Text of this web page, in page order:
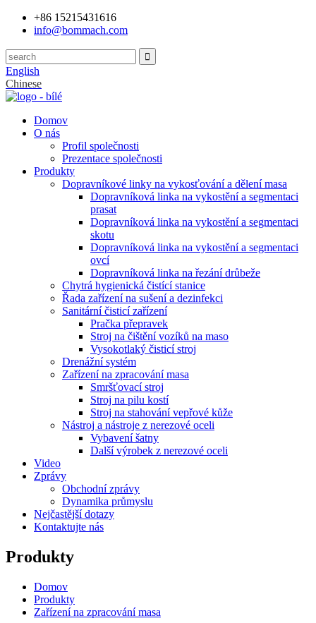
+86 15215431616
info@bommach.com
English
Chinese
Domov
O nás
Profil společnosti
Prezentace společnosti
Produkty
Dopravníkové linky na vykosťování a dělení masa
Dopravníková linka na vykostění a segmentaci
prasat
Dopravníková linka na vykostění a segmentaci
skotu
Dopravníková linka na vykostění a segmentaci
ovcí
Dopravníková linka na řezání drůbeže
Chytrá hygienická čistící stanice
Řada zařízení na sušení a dezinfekci
Sanitární čisticí zařízení
Pračka přepravek
Stroj na čištění vozíků na maso
Vysokotlaký čisticí stroj
Drenážní systém
Zařízení na zpracování masa
Smršťovací stroj
Stroj na pilu kostí
Stroj na stahování vepřové kůže
Nástroj a nástroje z nerezové oceli
Vybavení šatny
Další výrobek z nerezové oceli
Video
Zprávy
Obchodní zprávy
Dynamika průmyslu
Nejčastější dotazy
Kontaktujte nás
Produkty
Domov
Produkty
Zařízení na zpracování masa